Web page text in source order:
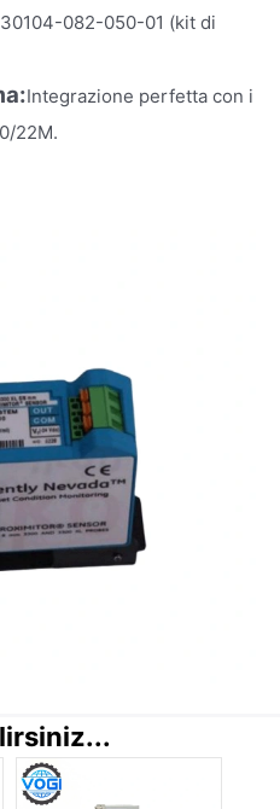
082-050-01 (kit di
Integrazione perfetta con i
22M.